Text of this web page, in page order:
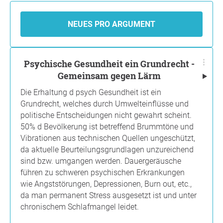
NEUES PRO ARGUMENT
Psychische Gesundheit ein Grundrecht -
Gemeinsam gegen Lärm
Die Erhaltung d psych Gesundheit ist ein
Grundrecht, welches durch Umwelteinflüsse und
politische Entscheidungen nicht gewahrt scheint.
50% d Bevölkerung ist betreffend Brummtöne und
Vibrationen aus technischen Quellen ungeschützt,
da aktuelle Beurteilungsgrundlagen unzureichend
sind bzw. umgangen werden. Dauergeräusche
führen zu schweren psychischen Erkrankungen
wie Angststörungen, Depressionen, Burn out, etc.,
da man permanent Stress ausgesetzt ist und unter
chronischem Schlafmangel leidet.